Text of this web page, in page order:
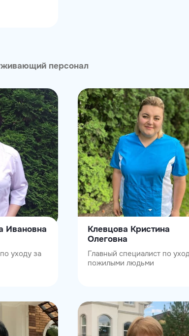
персонал
Ивановна
уходу за
Клевцова Кристина
Олеговна
Главный специалист по
пожилыми людьми